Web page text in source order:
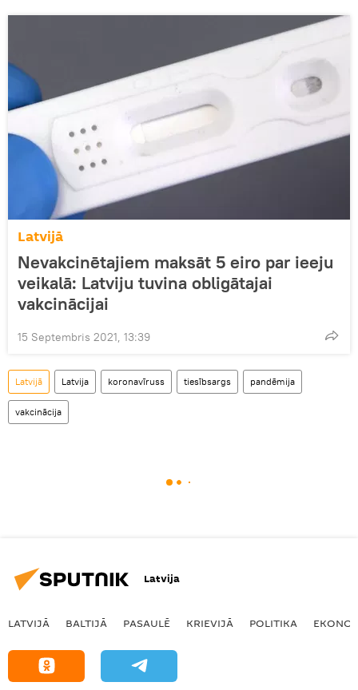
Latvijā
Nevakcinētajiem maksāt 5 eiro par ieeju
veikalā: Latviju tuvina obligātajai
vakcinācijai
15 Septembris 2021, 13:39
Latvijā Latvija koronavīruss tiesībsargs pandēmija
vakcinācija
Latvija
LATVIJĀ BALTIJĀ PASAULĒ KRIEVIJĀ POLITIKA